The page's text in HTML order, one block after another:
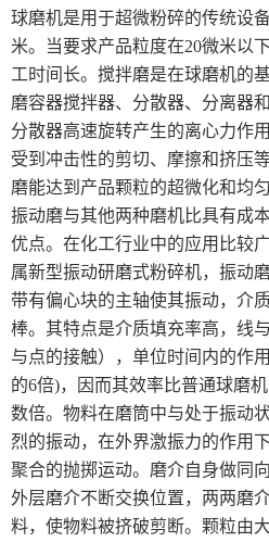
球磨机是用于超微粉碎的传统设
米。当要求产品粒度在20微米以
工时间长。搅拌磨是在球磨机的
磨容器搅拌器、分散器、分离器
分散器高速旋转产生的离心力作
受到冲击性的剪切、摩擦和挤压
磨能达到产品颗粒的超微化和均
振动磨与其他两种磨机比具有成
优点。在化工行业中的应用比较
属新型振动研磨式粉碎机，振动
带有偏心块的主轴使其振动，介
棒。其特点是介质填充率高，线
与点的接触），单位时间内的作
的6倍)，因而其效率比普通球磨
数倍。物料在磨筒中与处于振动
烈的振动，在外界激振力的作用
聚合的抛掷运动。磨介自身做同
外层磨介不断交换位置，两两磨
料，使物料被挤破剪断。颗粒由